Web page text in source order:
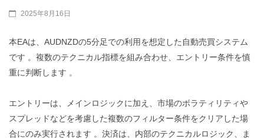
2025年8月16日
本EAは、AUDNZDの5分足での利用を想定した自動売買システム
です 。複数のテクニカル指標を組み合わせ、エントリー条件を慎
重に判断します 。
エントリーは、メインロジックに加え、市場のボラティリティや
スプレッドなどを考慮した複数のフィルター条件をクリアした場
合にのみ実行されます 。決済は、内部のテクニカルロジック、ま